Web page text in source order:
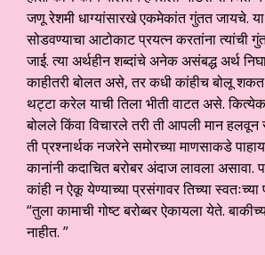
जणू रेशमी धाग्यांसारखे एकमेकांत गुंतत जायचे. या
सोडवण्याचा आटोकाट प्रयत्न करतांना त्यांची
जाई. त्या अर्थहीन शब्दांचे अनेक असंबद्ध अर्थ
काहीतरी बोलत असे, तर कधी कांहीच बोलू
थट्टा करेल याची तिला भीती वाटत असे.
बोलले किंवा विचारले तरी ती आपली मान हलवून
ती प्रश्नार्थक नजरेने समोरच्या माणसाकडे
कानांनी कदाचित बरोबर अंदाज लावला असावा.
कांही न ऐकू येण्याच्या प्रसंगावर तिच्या
“तुला कामाची गोष्ट बरोब्बर ऐकायला येते.
नाहीत. ”